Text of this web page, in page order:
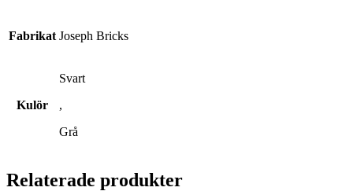
Fabrikat Joseph Bricks
Kulör
Svart
,
Grå
Relaterade produkter